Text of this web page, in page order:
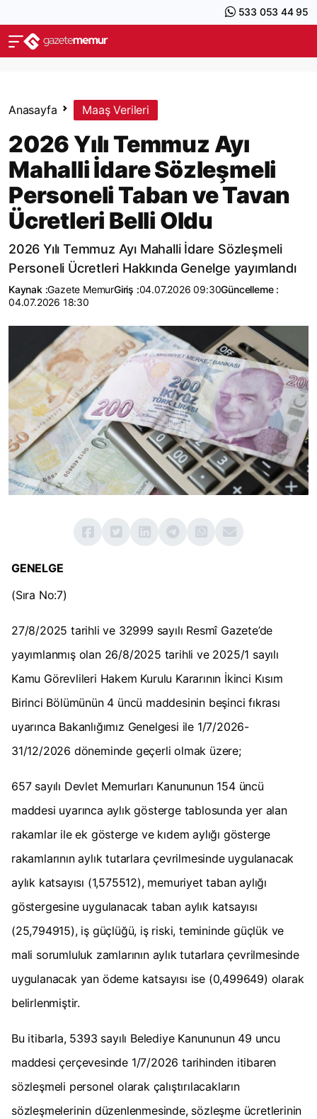
533 053 44 95
Anasayfa Maaş Verileri
2026 Yılı Temmuz Ayı
Mahalli İdare Sözleşmeli
Personeli Taban ve Tavan
Ücretleri Belli Oldu
2026 Yılı Temmuz Ayı Mahalli İdare Sözleşmeli
Personeli Ücretleri Hakkında Genelge yayımlandı
Kaynak :Gazete MemurGiriş :04.07.2026 09:30Güncelleme :
04.07.2026 18:30
GENELGE
(Sıra No:7)
27/8/2025 tarihli ve 32999 sayılı Resmî Gazete’de
yayımlanmış olan 26/8/2025 tarihli ve 2025/1 sayılı
Kamu Görevlileri Hakem Kurulu Kararının İkinci Kısım
Birinci Bölümünün 4 üncü maddesinin beşinci fıkrası
uyarınca Bakanlığımız Genelgesi ile 1/7/2026-
31/12/2026 döneminde geçerli olmak üzere;
657 sayılı Devlet Memurları Kanununun 154 üncü
maddesi uyarınca aylık gösterge tablosunda yer alan
rakamlar ile ek gösterge ve kıdem aylığı gösterge
rakamlarının aylık tutarlara çevrilmesinde uygulanacak
aylık katsayısı (1,575512), memuriyet taban aylığı
göstergesine uygulanacak taban aylık katsayısı
(25,794915), iş güçlüğü, iş riski, temininde güçlük ve
mali sorumluluk zamlarının aylık tutarlara çevrilmesinde
uygulanacak yan ödeme katsayısı ise (0,499649) olarak
belirlenmiştir.
Bu itibarla, 5393 sayılı Belediye Kanununun 49 uncu
maddesi çerçevesinde 1/7/2026 tarihinden itibaren
sözleşmeli personel olarak çalıştırılacakların
sözleşmelerinin düzenlenmesinde, sözleşme ücretlerinin